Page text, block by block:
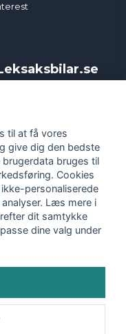
til at få vores
give dig den bedste
bruges til
Cookies
personaliserede
Læs mere i
dit samtykke
dine valg under